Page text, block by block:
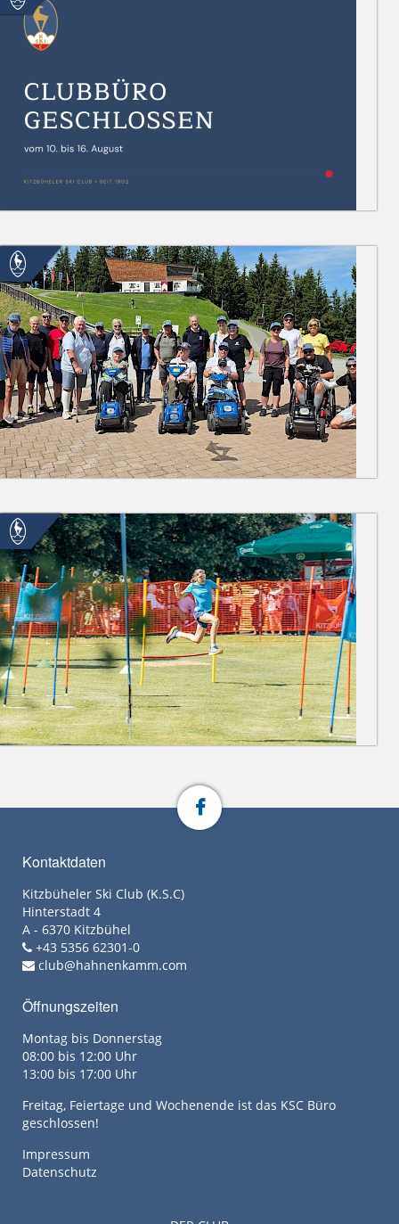
Kontaktdaten
Kitzbüheler Ski Club (K.S.C)
Hinterstadt 4
A - 6370 Kitzbühel
+43 5356 62301-0
club@hahnenkamm.com
Öffnungszeiten
Montag bis Donnerstag
08:00 bis 12:00 Uhr
13:00 bis 17:00 Uhr
Freitag, Feiertage und Wochenende ist das KSC Büro
geschlossen!
Impressum
Datenschutz